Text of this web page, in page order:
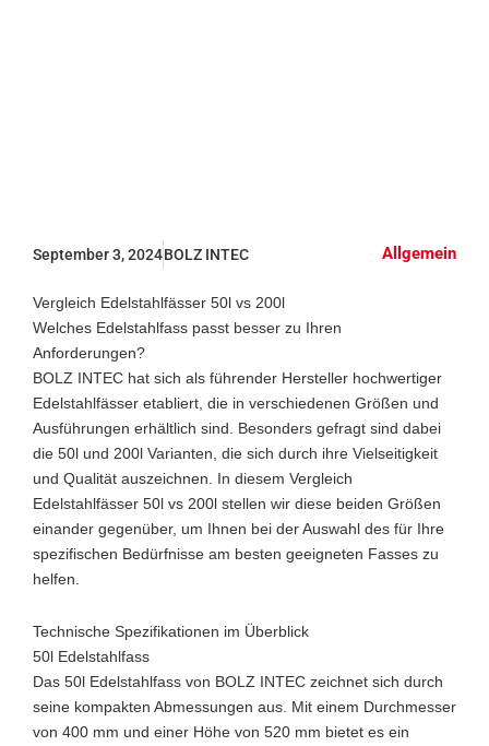
September 3, 2024BOLZ INTEC Allgemein
Vergleich Edelstahlfässer 50l vs 200l
Welches Edelstahlfass passt besser zu Ihren
Anforderungen?
BOLZ INTEC hat sich als führender Hersteller hochwertiger
Edelstahlfässer etabliert, die in verschiedenen Größen und
Ausführungen erhältlich sind. Besonders gefragt sind dabei
die 50l und 200l Varianten, die sich durch ihre Vielseitigkeit
und Qualität auszeichnen. In diesem Vergleich
Edelstahlfässer 50l vs 200l stellen wir diese beiden Größen
einander gegenüber, um Ihnen bei der Auswahl des für Ihre
spezifischen Bedürfnisse am besten geeigneten Fasses zu
helfen.
Technische Spezifikationen im Überblick
50l Edelstahlfass
Das 50l Edelstahlfass von BOLZ INTEC zeichnet sich durch
seine kompakten Abmessungen aus. Mit einem Durchmesser
von 400 mm und einer Höhe von 520 mm bietet es ein